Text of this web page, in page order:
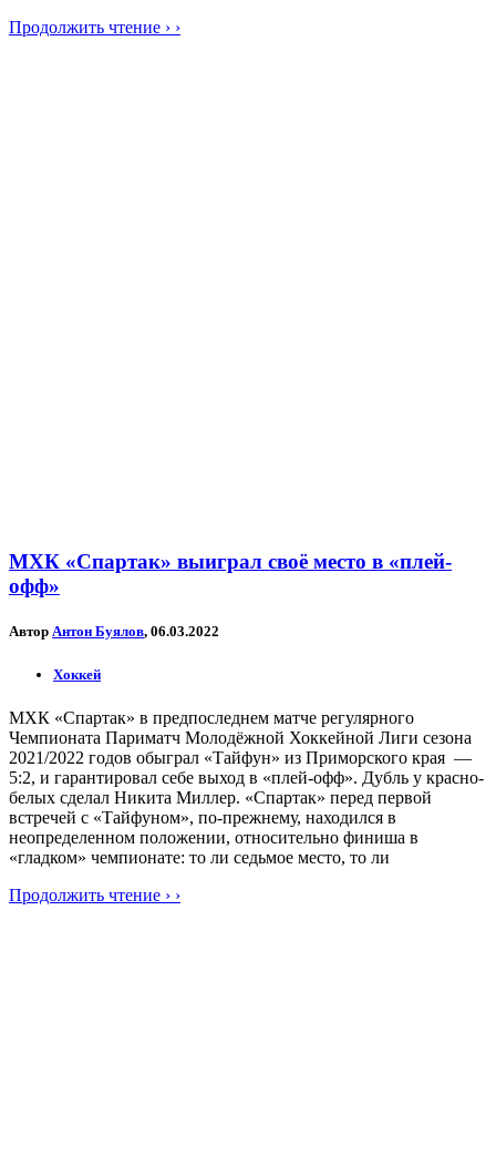
Продолжить чтение › ›
МХК «Спартак» выиграл своё место в «плей-
офф»
Автор Антон Буялов, 06.03.2022
Хоккей
МХК «Спартак» в предпоследнем матче регулярного
Чемпионата Париматч Молодёжной Хоккейной Лиги сезона
2021/2022 годов обыграл «Тайфун» из Приморского края —
5:2, и гарантировал себе выход в «плей-офф». Дубль у красно-
белых сделал Никита Миллер. «Спартак» перед первой
встречей с «Тайфуном», по-прежнему, находился в
неопределенном положении, относительно финиша в
«гладком» чемпионате: то ли седьмое место, то ли
Продолжить чтение › ›